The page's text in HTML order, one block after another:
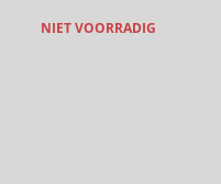
NIET VOORRADIG